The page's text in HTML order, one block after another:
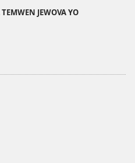
JEWOVA YO